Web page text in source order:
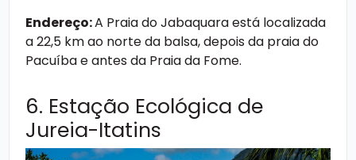
Endereço:A Praia do Jabaquara está localizada
a 22,5 km ao norte da balsa, depois da praia do
Pacuíba e antes da Praia da Fome.
6. Estação Ecológica de
Jureia-Itatins